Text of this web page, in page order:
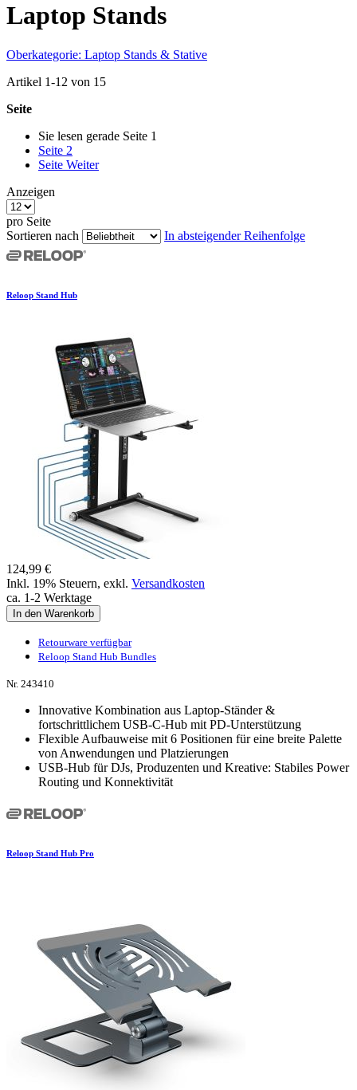
Laptop Stands
Oberkategorie: Laptop Stands & Stative
Artikel 1-12 von 15
Seite
Sie lesen gerade Seite 1
Seite 2
Seite Weiter
Anzeigen
pro Seite
Sortieren nach
In absteigender Reihenfolge
Reloop Stand Hub
124,99 €
Inkl. 19% Steuern, exkl. Versandkosten
ca. 1-2 Werktage
In den Warenkorb
Retourware verfügbar
Reloop Stand Hub Bundles
Nr. 243410
Innovative Kombination aus Laptop-Ständer &
fortschrittlichem USB-C-Hub mit PD-Unterstützung
Flexible Aufbauweise mit 6 Positionen für eine breite Palette
von Anwendungen und Platzierungen
USB-Hub für DJs, Produzenten und Kreative: Stabiles Power
Routing und Konnektivität
Reloop Stand Hub Pro